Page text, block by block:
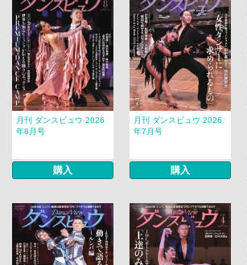
月刊 ダンスビュウ 2026
年8月号
購入
月刊 ダンスビュウ 2026
年7月号
購入